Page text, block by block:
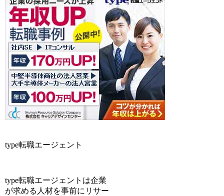
type転職エージェント
type転職エージェントは企業
が求める人材を事前にリサー